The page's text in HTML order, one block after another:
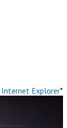
Internet Explorer*